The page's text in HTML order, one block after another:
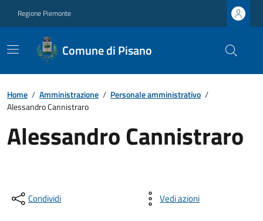
Regione Piemonte
Comune di Pisano
Home / Amministrazione / Personale amministrativo /
Alessandro Cannistraro
Alessandro Cannistraro
Condividi Vedi azioni